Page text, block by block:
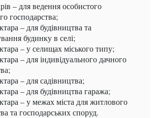
– для ведення особистого
господарства;
– для будівництва та
будинку в селі;
– у селищах міського типу;
– для індивідуального дачного
– для садівництва;
– для будівництва гаража;
– у межах міста для житлового
та господарських споруд.